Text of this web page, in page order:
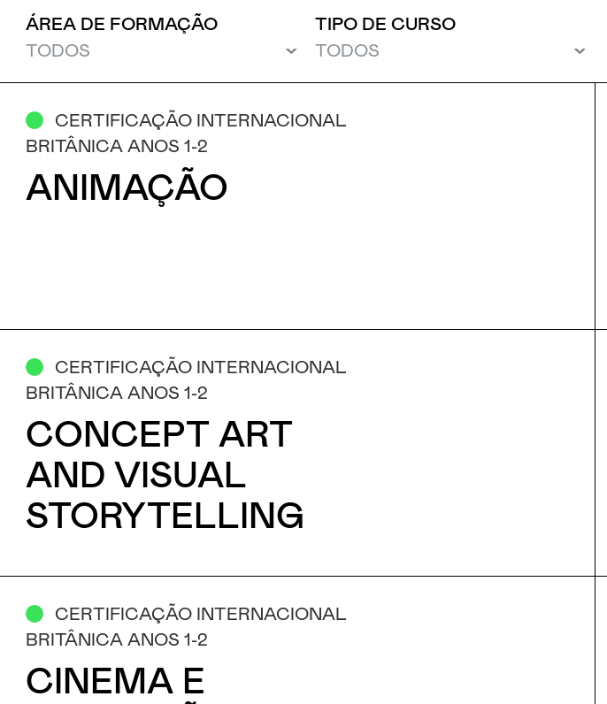
Motivo
Mensagem
Li e aceito aPolítica de Privacidade
ÁREA DE FORMAÇÃO TIPO DE CURSO
CERTIFICAÇÃO INTERNACIONAL
BRITÂNICA ANOS 1-2
ANIMAÇÃO
CERTIFICAÇÃO INTERNACIONAL
BRITÂNICA ANOS 1-2
CONCEPT ART
AND VISUAL
STORYTELLING
CERTIFICAÇÃO INTERNACIONAL
BRITÂNICA ANOS 1-2
CINEMA E